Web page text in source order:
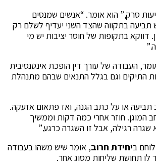
סרק,” הוא אומר. “אנשים שמנסים
תביעה בתקווה שהצד השני יעדיף לשלם רק
דווקא בתקופות של חוסר יציבות יש מי
העבודה של עורך דין הופכת אינטנסיבית
התיקים וגם בגלל התנאים שבהם מתנהלת
או על כתב הגנה, ואז פתאום אזעקה.
המוגן. חוזר אחרי כמה דקות וממשיך
שגרה רגילה, אבל זו השגרה כרגע.”
ביחידת חרוב, אומר שיש משהו בעבודה
לו תחושת שליחות מסוג אחר.